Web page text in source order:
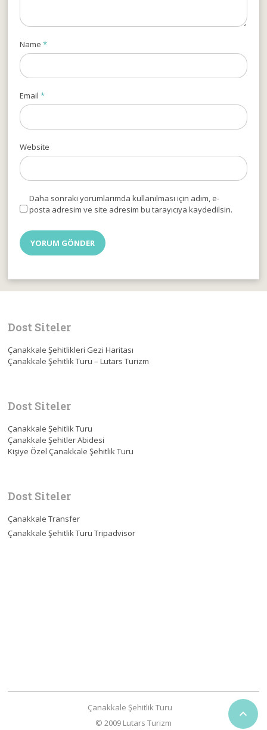
Name*
Email*
Website
Daha sonraki yorumlarımda kullanılması için adım, e-
posta adresim ve site adresim bu tarayıcıya kaydedilsin.
Dost Siteler
Çanakkale Şehitlikleri Gezi Haritası
Çanakkale Şehitlik Turu – Lutars Turizm
Dost Siteler
Çanakkale Şehitlik Turu
Çanakkale Şehitler Abidesi
Kişiye Özel Çanakkale Şehitlik Turu
Dost Siteler
Çanakkale Transfer
Çanakkale Şehitlik Turu Tripadvisor
© 2009 Lutars Turizm
Çanakkale Şehitlik Turu 